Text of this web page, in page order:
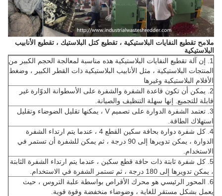
ملامح تقطيع النفايات البلاستيكية ، تقطيع كتل البلاستيك ، تقطيع الأنابيب
البلاستيكية
1. إن
آلة تقطيع النفايات البلاستيكية هذه مناسبة لمعالجة الحجم الكبير من
المنتجات البلاستيكية ، مثل الأنابيب البلاستيكية ذات القطر الكبير ، وضغط
الأفلام البلاستيكية وغيرها
2. يمكن أن تكون قاعدة الشفرة والشفرة على الأسطوانة الدوّارة غير
قابلة للتجميع. إنها سهلة التنظيف والصيانة.
3. تعتمد الشفرة الدوارة على تصميم V ، يمكنها تقليل الضوضاء وتقليل
استهلاك الطاقة.
4. كل شفرة دوارة بحافة سكين القطع 4 ، عندما يتم ارتداء الشفرة
الدوارة ، يمكن تدويرها إلى 90 درجة ، ثم يمكن للشفرة أن تستمر في
الاستخدام.
5. كل شفرة ثابتة ذات حافة قطع سكين ، عندما يتم ارتداء الشفرة الثابتة
، يمكن تدويرها إلى 180 درجة ، ثم تستمر الشفرة في الاستخدام.
6. المحور الرئيسي هو محرك الأقراص بواسطة علبة التروس ، حيث
يعمل بشكل مستقر للغاية ، وضوضاء منخفضة وقوة قوية.